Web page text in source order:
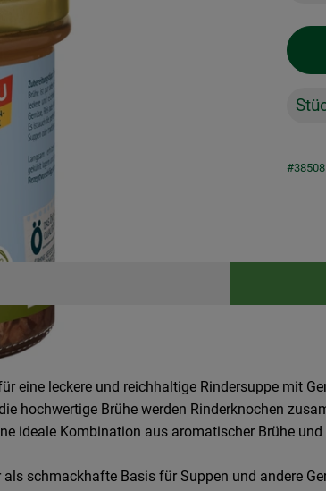
#38508
Rezepte
keine passenden Rezepte
eine leckere und reichhaltige Rindersuppe mit
hochwertige Brühe werden Rinderknochen
ideale Kombination aus aromatischer Brühe
schmackhafte Basis für Suppen und andere